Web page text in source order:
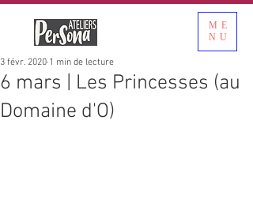
ME
NU
6 mars | Les Princesses (au
Domaine d'O)
3 févr. 2020 1 min de lecture